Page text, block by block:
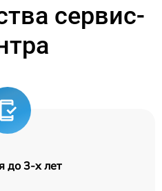
сервис-
до 3-х лет